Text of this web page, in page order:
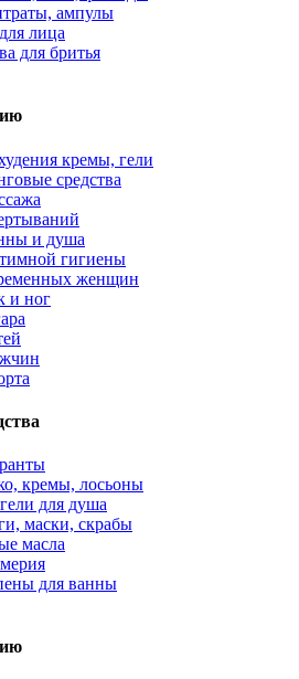
ампулы
лица
для бритья
кремы, гели
средства
и душа
гигиены
женщин
и ног
кремы, лосьоны
для душа
маски, скрабы
масла
для ванны